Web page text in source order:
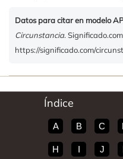
Datos para citar en modelo
Circunstancia.
https://significado.com/
Índice
A B C
H I J